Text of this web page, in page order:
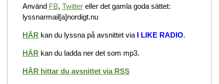
Använd FB, Twitter eller det gamla goda sättet:
lyssnarmail[a]nordigt.nu
HÄR kan du lyssna på avsnittet via I LIKE RADIO.
HÄR kan du ladda ner det som mp3.
HÄR hittar du avsnittet via RSS